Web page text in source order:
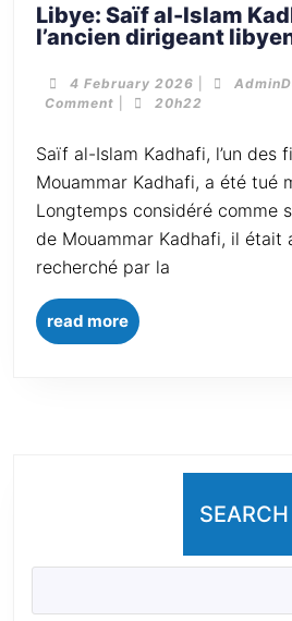
Libye: Saïf al-Islam
l’ancien dirigeant
4 February 2026
Comment
20h22
Saïf al-Islam Kadhafi, l’un des fils de l’ex-dirigeant
Mouammar Kadhafi, a été tué
Longtemps considéré comme
de Mouammar Kadhafi, il était
recherché par la
read more
SEARCH